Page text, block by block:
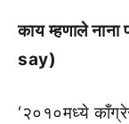
काय म्हणाले
say)
‘२०१०मध्ये